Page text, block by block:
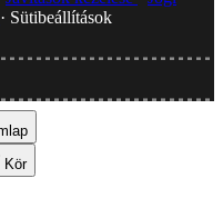
Sütibeállítások
Kör